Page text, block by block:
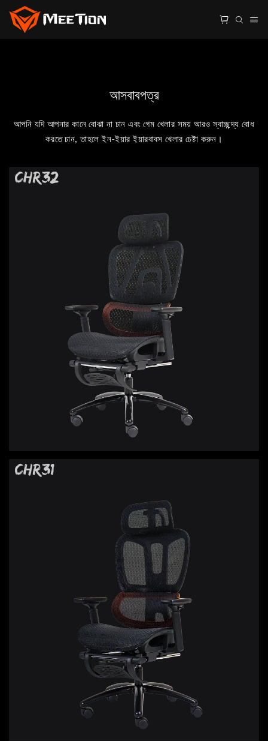
আসবাবপত্র
আপনি যদি আপনার কানে বোঝা না চান এবং গেম খেলার সময় আরও স্বাচ্ছন্দ্য বোধ
করতে চান, তাহলে ইন-ইয়ার ইয়ারবাবস খেলার চেষ্টা করুন।
CHR32
CHR31